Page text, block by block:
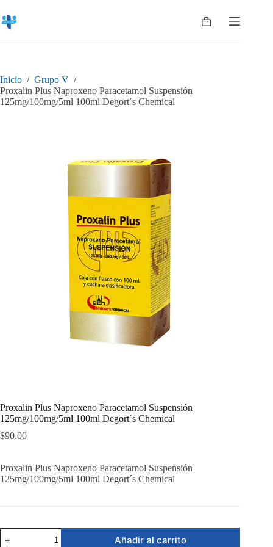
al
contenido
Shopping
Inicio / Grupo V /
Proxalin Plus Naproxeno Paracetamol Suspensión
125mg/100mg/5ml 100ml Degort´s Chemical
Proxalin Plus Naproxeno Paracetamol Suspensión
125mg/100mg/5ml 100ml Degort´s Chemical
$90.00
Proxalin Plus Naproxeno Paracetamol Suspensión
125mg/100mg/5ml 100ml Degort´s Chemical
Proxalin
Plus
Añadir al carrito